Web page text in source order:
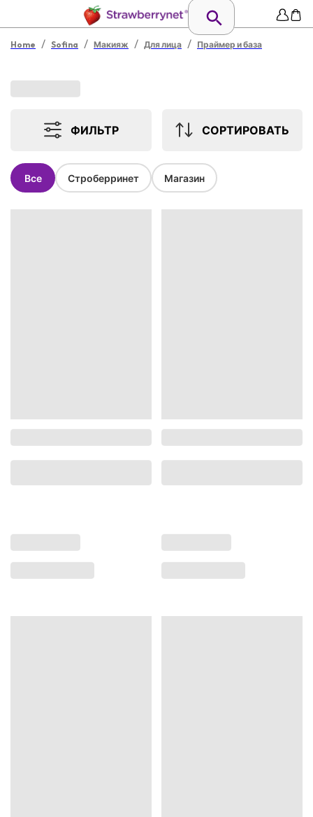
Home / Sofina / Макияж / Для лица / Праймер и база
ФИЛЬТР СОРТИРОВАТЬ
Все Строберринет Магазин